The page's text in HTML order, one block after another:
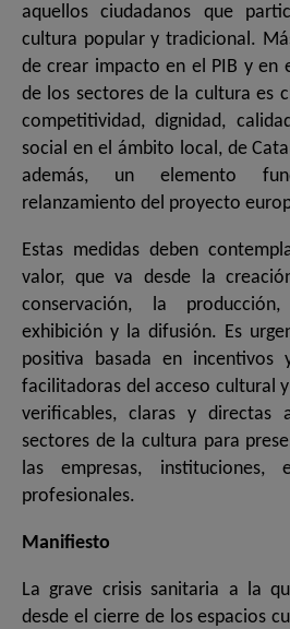
aquellos ciudadanos que
cultura popular y tradicional.
de crear impacto en el PIB y en
de los sectores de la cultura es
competitividad, dignidad,
social en el ámbito local, de
además, un elemento
relanzamiento del proyecto
Estas medidas deben
valor, que va desde la
conservación, la
exhibición y la difusión. Es
positiva basada en incentivos
facilitadoras del acceso cultural
verificables, claras y
sectores de la cultura para
las empresas,
profesionales.
Manifiesto
La grave crisis sanitaria a la
desde el cierre de los espacios